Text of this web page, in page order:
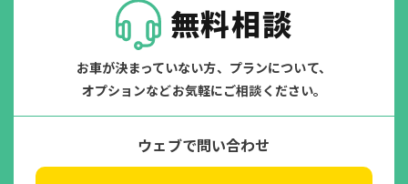
無料相談
お車が決まっていない方、プランについて、
オプションなどお気軽にご相談ください。
ウェブで問い合わせ